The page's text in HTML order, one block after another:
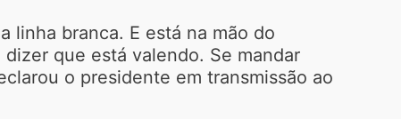
linha branca. E está na mão do
que está valendo. Se mandar
o presidente em transmissão ao